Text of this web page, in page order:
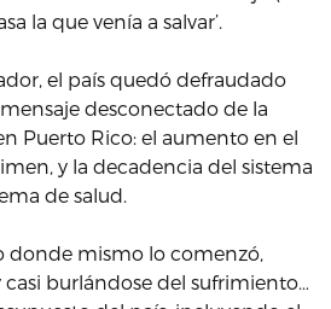
la que venía a salvar’.
el país quedó defraudado
desconectado de la
Puerto Rico: el aumento en el
y la decadencia del sistema
de salud.
donde mismo lo comenzó,
burlándose del sufrimiento…